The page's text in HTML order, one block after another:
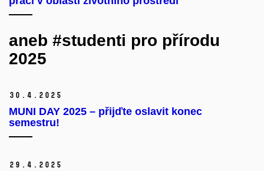
aneb #studenti pro přírodu
2025
30. 4. 2025
MUNI DAY 2025 – přijďte oslavit konec
semestru!
29. 4. 2025